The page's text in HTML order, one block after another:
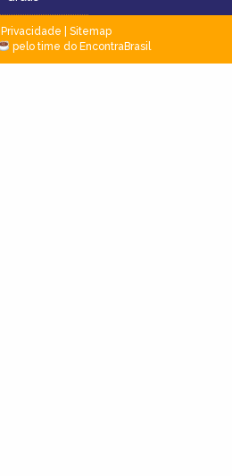
Privacidade
Sitemap
pelo time do EncontraBrasil